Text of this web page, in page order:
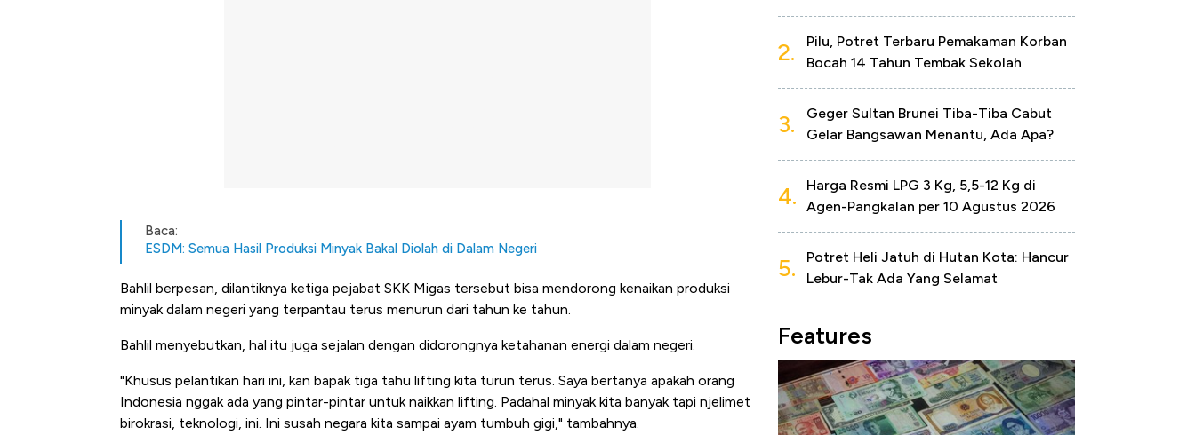
Baca:
ESDM: Semua Hasil Produksi Minyak Bakal Diolah di Dalam Negeri
Bahlil berpesan, dilantiknya ketiga pejabat SKK Migas tersebut bisa mendorong kenaikan produksi
minyak dalam negeri yang terpantau terus menurun dari tahun ke tahun.
Bahlil menyebutkan, hal itu juga sejalan dengan didorongnya ketahanan energi dalam negeri.
"Khusus pelantikan hari ini, kan bapak tiga tahu lifting kita turun terus. Saya bertanya apakah orang
Indonesia nggak ada yang pintar-pintar untuk naikkan lifting. Padahal minyak kita banyak tapi njelimet
birokrasi, teknologi, ini. Ini susah negara kita sampai ayam tumbuh gigi," tambahnya.
2.
Pilu, Potret Terbaru Pemakaman Korban
Bocah 14 Tahun Tembak Sekolah
3.
Geger Sultan Brunei Tiba-Tiba Cabut
Gelar Bangsawan Menantu, Ada Apa?
4.
Harga Resmi LPG 3 Kg, 5,5-12 Kg di
Agen-Pangkalan per 10 Agustus 2026
5.
Potret Heli Jatuh di Hutan Kota: Hancur
Lebur-Tak Ada Yang Selamat
Features